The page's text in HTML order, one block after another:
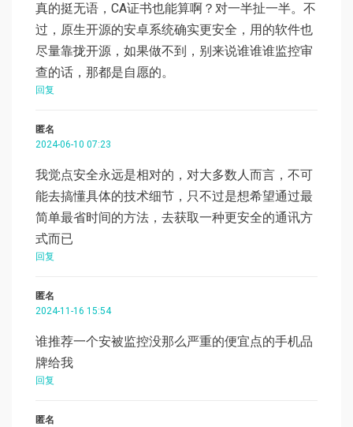
真的挺无语，CA证书也能算啊？对一半扯一半。不
过，原生开源的安卓系统确实更安全，用的软件也
尽量靠拢开源，如果做不到，别来说谁谁谁监控审
查的话，那都是自愿的。
回复
匿名
2024-06-10 07:23
我觉点安全永远是相对的，对大多数人而言，不可
能去搞懂具体的技术细节，只不过是想希望通过最
简单最省时间的方法，去获取一种更安全的通讯方
式而已
回复
匿名
2024-11-16 15:54
谁推荐一个安被监控没那么严重的便宜点的手机品
牌给我
回复
匿名